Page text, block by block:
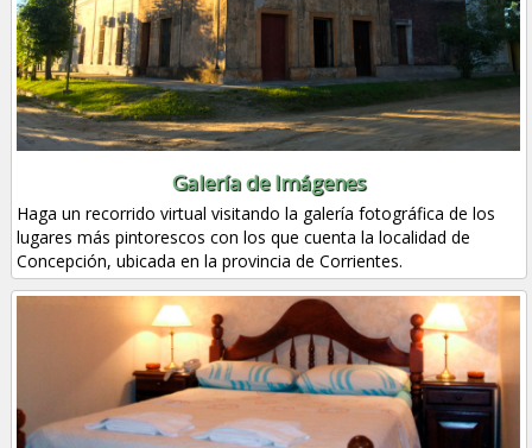
Galería de Imágenes
Haga un recorrido virtual visitando la galería fotográfica de los
lugares más pintorescos con los que cuenta la localidad de
Concepción, ubicada en la provincia de Corrientes.